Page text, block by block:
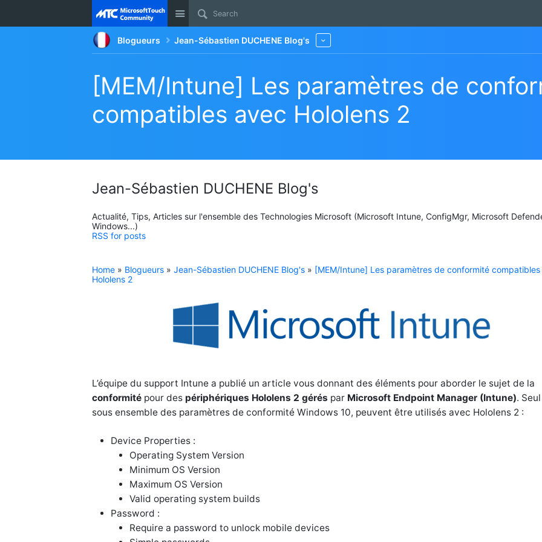
Site
Blogueurs Jean-Sébastien DUCHENE Blog's
[MEM/Intune] Les paramètres de
compatibles avec Hololens 2
Jean-Sébastien DUCHENE Blog's
Actualité, Tips, Articles sur l'ensemble des Technologies Microsoft (Microsoft Intune, ConfigMgr, Microsoft
Windows...)
RSS for posts
Home » Blogueurs » Jean-Sébastien DUCHENE Blog's » [MEM/Intune] Les paramètres de conformité
Hololens 2
L’équipe du support Intune a publié un article vous donnant des éléments pour aborder le sujet de la
conformité pour des périphériques Hololens 2 gérés par Microsoft Endpoint Manager (Intune).
sous ensemble des paramètres de conformité Windows 10, peuvent être utilisés avec Hololens 2 :
Device Properties :
Operating System Version
Minimum OS Version
Maximum OS Version
Valid operating system builds
Password :
Require a password to unlock mobile devices